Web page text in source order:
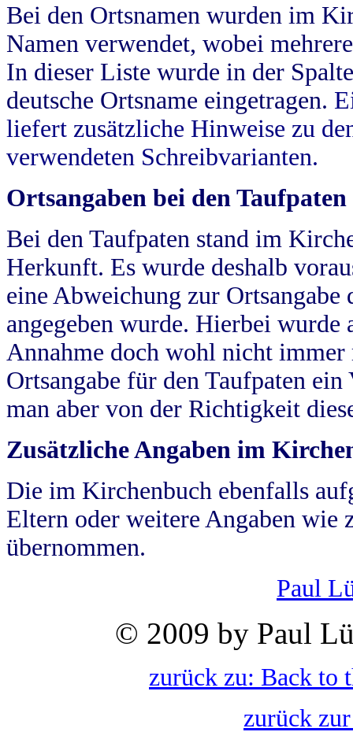
Bei den Ortsnamen wurden im
Namen verwendet, wobei
In dieser Liste wurde in der
deutsche Ortsname eingetragen.
liefert zusätzliche Hinweise zu
verwendeten Schreibvarianten.
Ortsangaben bei den Taufpaten
Bei den Taufpaten stand im
Herkunft. Es wurde deshalb
eine Abweichung zur
angegeben wurde. Hierbei wurde
Annahme doch wohl nicht
Ortsangabe für den Taufpaten
man aber von der Richtigkeit
Zusätzliche Angaben im
Die im Kirchenbuch ebenfalls
Eltern oder weitere Angaben wie
übernommen.
Paul
© 2009 by Paul
zurück zu: Back to
zurück